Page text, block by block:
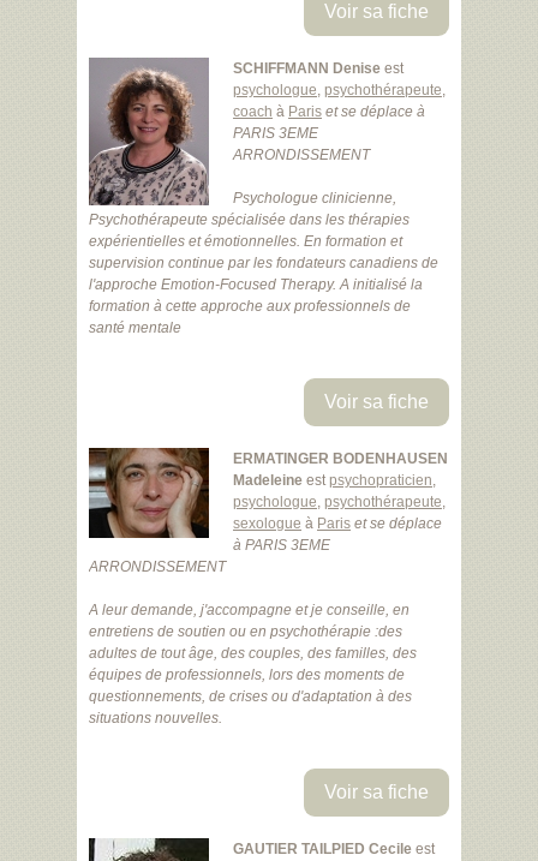
Voir sa fiche
SCHIFFMANN Denise est
psychologue, psychothérapeute,
coach à Paris et se déplace à
PARIS 3EME
ARRONDISSEMENT
Psychologue clinicienne,
Psychothérapeute spécialisée dans les thérapies
expérientielles et émotionnelles. En formation et
supervision continue par les fondateurs canadiens de
l'approche Emotion-Focused Therapy. A initialisé la
formation à cette approche aux professionnels de
santé mentale
Voir sa fiche
ERMATINGER BODENHAUSEN
Madeleine estpsychopraticien,
psychologue, psychothérapeute,
sexologue à Paris et se déplace
à PARIS 3EME
ARRONDISSEMENT
A leur demande, j'accompagne et je conseille, en
entretiens de soutien ou en psychothérapie :des
adultes de tout âge, des couples, des familles, des
équipes de professionnels, lors des moments de
questionnements, de crises ou d'adaptation à des
situations nouvelles.
Voir sa fiche
GAUTIER TAILPIED Cecile est